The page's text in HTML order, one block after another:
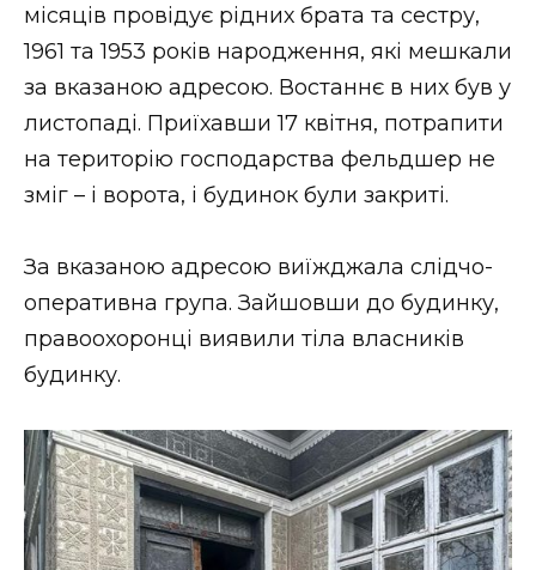
ЗАКАРПАТСЬКІ НОВИНИ
НОВИНИ ЗАХІДНОЇ УКРАЇНИ
ВІДЕО
місяців провідує рідних брата та сестру,
1961 та 1953 років народження, які мешкали
за вказаною адресою. Востаннє в них був у
листопаді. Приїхавши 17 квітня, потрапити
на територію господарства фельдшер не
зміг – і ворота, і будинок були закриті.
За вказаною адресою виїжджала слідчо-
оперативна група. Зайшовши до будинку,
правоохоронці виявили тіла власників
будинку.